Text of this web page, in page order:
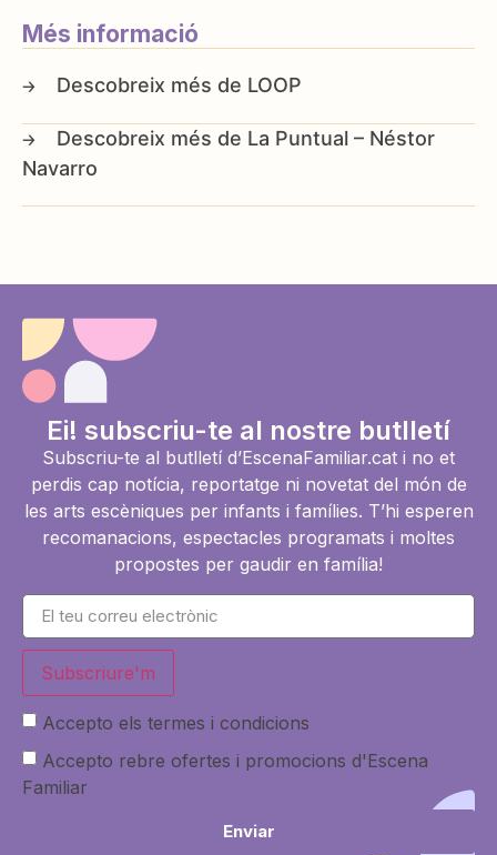
Més informació
LOOP
La Puntual – Néstor
Navarro
Ei! subscriu-te al nostre butlletí
Subscriu-te al butlletí d’EscenaFamiliar.cat i no et
perdis cap notícia, reportatge ni novetat del món de
les arts escèniques per infants i famílies. T’hi esperen
recomanacions, espectacles programats i moltes
propostes per gaudir en família!
Subscriure'm
Accepto els termes i condicions
Accepto rebre ofertes i promocions d'Escena
Familiar
Enviar